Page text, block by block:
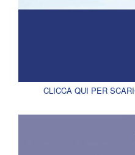
CLICCA QUI PER